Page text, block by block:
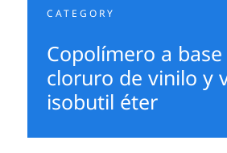
CATEGORY
Copolímero a base
cloruro de vinilo y
isobutil éter